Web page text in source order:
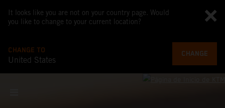
It looks like you are not on your country page. Would
you like to change to your current location?
CHANGE TO
United States
CHANGE